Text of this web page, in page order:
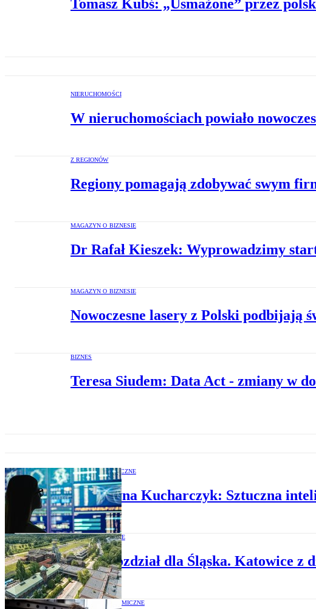
Tomasz Kubś: „Usmażone” przez
NIERUCHOMOŚCI
W nieruchomościach powiało
Z REGIONÓW
Regiony pomagają zdobywać swym
MAGAZYN O BIZNESIE
Dr Rafał Kieszek: Wyprowadzimy
MAGAZYN O BIZNESIE
Nowoczesne lasery z Polski podbijają
BIZNES
Teresa Siudem: Data Act - zmiany w
OPINIE EKONOMICZNE
Katarzyna Kucharczyk: Sztuczna
FUNDUSZE UNIJNE
Nowy rozdział dla Śląska. Katowice z
RAPORTY EKONOMICZNE